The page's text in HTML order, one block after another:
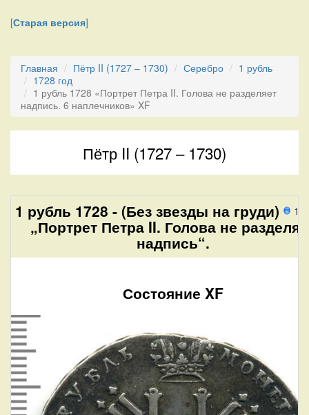
[Старая версия]
Главная Пётр II (1727 – 1730) Серебро
1 рубль
1728 год
1 рубль 1728 «Портрет Петра II. Голова не разделяет
надпись. 6 наплечников» XF
Пётр II (1727 – 1730)
1
1 рубль 1728 - (Без звезды на груди)
„Портрет Петра II. Голова не
надпись“.
Состояние XF